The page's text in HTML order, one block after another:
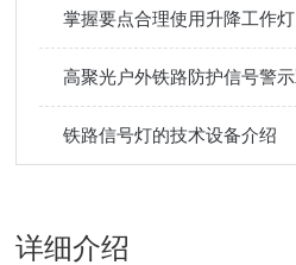
掌握要点合理使用升降工作灯
铁路信号灯的技术设备介绍
详细介绍